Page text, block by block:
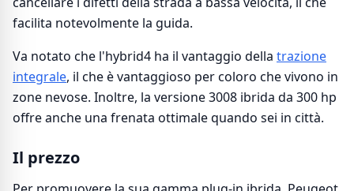
facilita notevolmente la guida.
Va notato che l'hybrid4 ha il vantaggio della trazione
integrale, il che è vantaggioso per coloro che vivono in
zone nevose. Inoltre, la versione 3008 ibrida da 300 hp
offre anche una frenata ottimale quando sei in città.
Il prezzo